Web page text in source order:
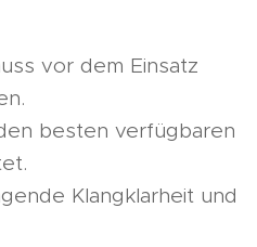
vor dem Einsatz
besten verfügbaren
Klangklarheit und